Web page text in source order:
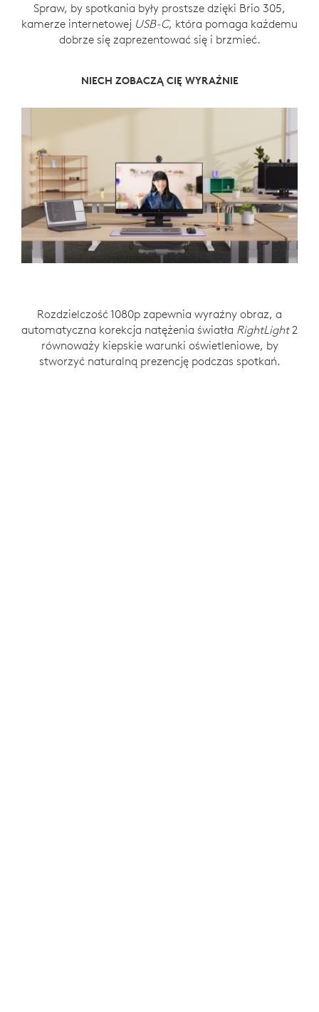
NIECH ZOBACZĄ CIĘ WYRAŹNIE
Rozdzielczość 1080p zapewnia wyraźny obraz, a
automatyczna korekcja natężenia światła RightLight2
równoważy kiepskie warunki oświetleniowe, by
stworzyć naturalną prezencję podczas spotkań.
NIECH USŁYSZĄ CIĘ WYRAŹNIE
Mikrofon mono z funkcją redukcji szumów
rejestruje głosy klarownie, wyciszając odgłosy w
tle.
OCHRONA PRYWATNOŚCI
Wystarczy obrócić, żeby odsłonić osłonę
migawki lub zasłonić ją, gdy kamera nie jest w
użyciu. Wskaźnik świetlny daje użytkownikom
znać, kiedy kamera jest na pewno aktywna.
Spraw, by spotkania były prostsze dzięki Brio 305,
kamerze internetowej USB-C, która pomaga każdemu
dobrze się zaprezentować się i brzmieć.